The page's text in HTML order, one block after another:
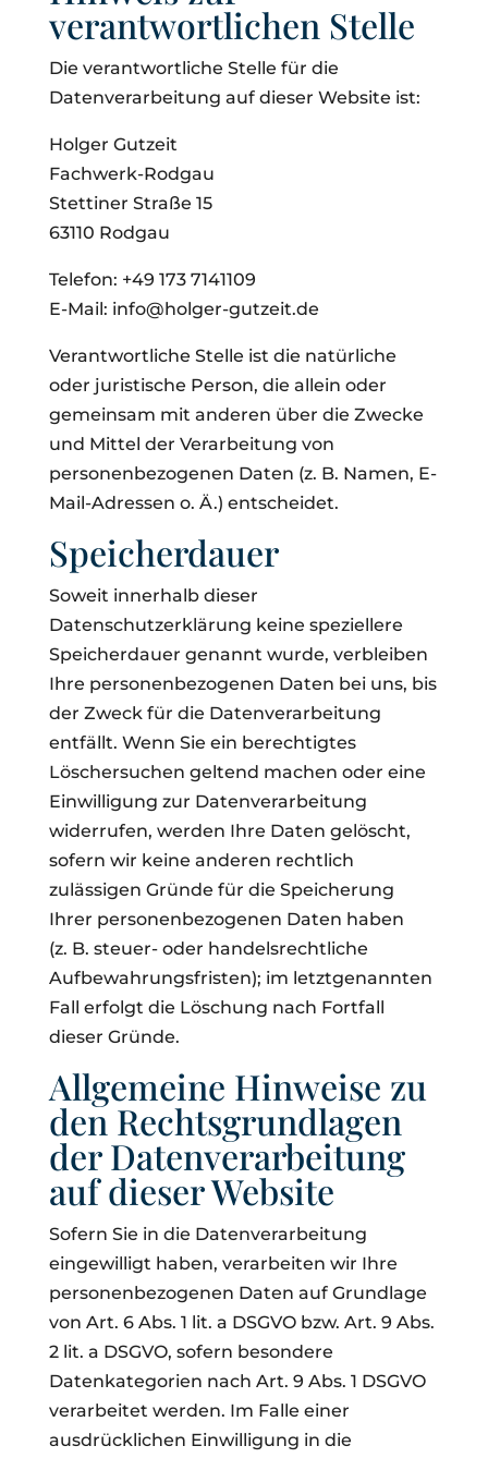
verantwortlichen Stelle
Die verantwortliche Stelle für die
Datenverarbeitung auf dieser Website ist:
Holger Gutzeit
Fachwerk-Rodgau
Stettiner Straße 15
63110 Rodgau
Telefon: +49 173 7141109
E-Mail: info@holger-gutzeit.de
Verantwortliche Stelle ist die natürliche
oder juristische Person, die allein oder
gemeinsam mit anderen über die Zwecke
und Mittel der Verarbeitung von
personenbezogenen Daten (z. B. Namen, E-
Mail-Adressen o. Ä.) entscheidet.
Speicherdauer
Soweit innerhalb dieser
Datenschutzerklärung keine speziellere
Speicherdauer genannt wurde, verbleiben
Ihre personenbezogenen Daten bei uns, bis
der Zweck für die Datenverarbeitung
entfällt. Wenn Sie ein berechtigtes
Löschersuchen geltend machen oder eine
Einwilligung zur Datenverarbeitung
widerrufen, werden Ihre Daten gelöscht,
sofern wir keine anderen rechtlich
zulässigen Gründe für die Speicherung
Ihrer personenbezogenen Daten haben
(z. B. steuer- oder handelsrechtliche
Aufbewahrungsfristen); im letztgenannten
Fall erfolgt die Löschung nach Fortfall
dieser Gründe.
Allgemeine Hinweise zu
den Rechtsgrundlagen
der Datenverarbeitung
auf dieser Website
Sofern Sie in die Datenverarbeitung
eingewilligt haben, verarbeiten wir Ihre
personenbezogenen Daten auf Grundlage
von Art. 6 Abs. 1 lit. a DSGVO bzw. Art. 9 Abs.
2 lit. a DSGVO, sofern besondere
Datenkategorien nach Art. 9 Abs. 1 DSGVO
verarbeitet werden. Im Falle einer
ausdrücklichen Einwilligung in die